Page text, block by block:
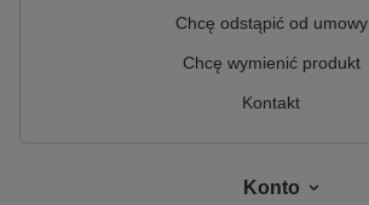
Chcę odstąpić od umowy
Chcę wymienić produkt
Kontakt
Konto